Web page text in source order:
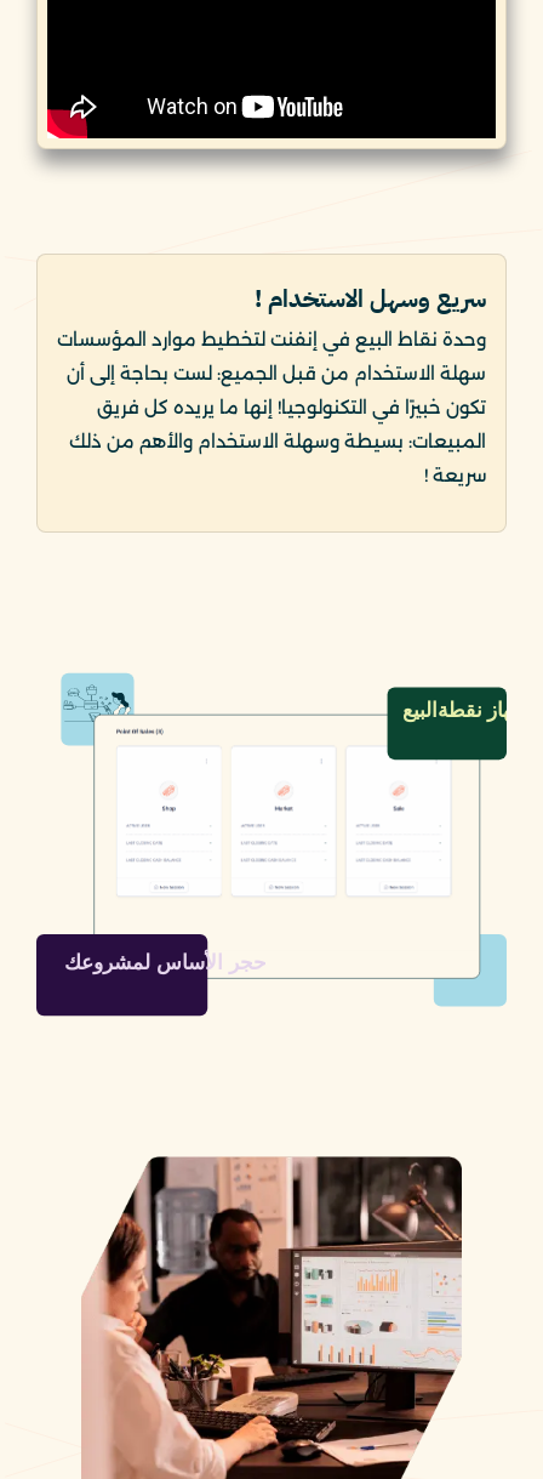
سريع وسهل الاستخدام !
وحدة نقاط البيع في إنفنت لتخطيط موارد المؤسسات
سهلة الاستخدام من قبل الجميع: لست بحاجة إلى أن
تكون خبيرًا في التكنولوجيا! إنها ما يريده كل فريق
المبيعات: بسيطة وسهلة الاستخدام والأهم من ذلك
سريعة !